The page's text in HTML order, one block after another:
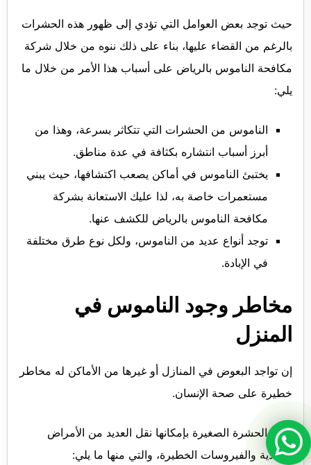
حيث توجد بعض العوامل التي تؤدي إلى ظهور هذه الحشرات
بالرغم من القضاء عليها، بناء على ذلك ننوه من خلال شركة
مكافحة الناموس بالرياض على أسباب هذا الأمر من خلال ما
يلي:
الناموس من الحشرات التي تتكاثر بسرعة، وهذا من
أبرز أسباب انتشاره بكثافة في عدة مناطق.
يختبئ الناموس في أماكن يصعب اكتشافها، حيث يبني
مستعمرات خاصة به، لذا عليك الاستعانة بشركة
مكافحة الناموس بالرياض للكشف عنها.
توجد أنواع عديد من الناموس، ولكل نوع طرق مختلفة
في الإبادة.
مخاطر وجود الناموس في
المنزل
إن تواجد البعوض في المنازل أو غيرها من الأماكن له مخاطر
خطيرة على صحة الإنسان.
فهذه الحشرة الصغيرة بإمكانها نقل العديد من الأمراض
المعدية والفيروسات الخطيرة، والتي منها ما يلي: